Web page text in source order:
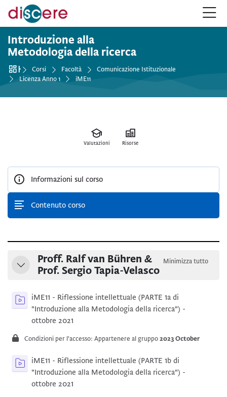
Salta alla navigazione
Salta al form login
Vai al contenuto principale
Salta alle opzioni accessibilità
Salta al footer
Salta opzioni accessibilità
Corso
Introduzione alla
Metodologia della ricerca
Home
Corsi Facoltà
Comunicazione Istituzionale
Licenza Anno 1
iME11
Schema della sezione
Minimizza
Proff. Ralf van Bühren &
Prof. Sergio Tapia-Velasco
Minimizza tutto
iME11 - Riflessione intellettuale (PARTE 1a di
"Introduzione alla Metodologia della ricerca") -
ottobre 2021
Condizioni per l'accesso: Appartenere al gruppo2023 October
iME11 - Riflessione intellettuale (PARTE 1b di
"Introduzione alla Metodologia della ricerca") -
ottobre 2021
Valutazioni Risorse
Informazioni sul corso
Contenuto corso